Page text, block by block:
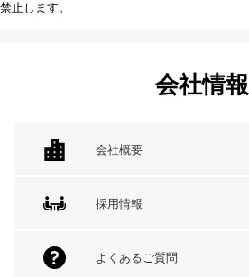
禁止します。
会社情報
会社概要
採用情報
よくあるご質問